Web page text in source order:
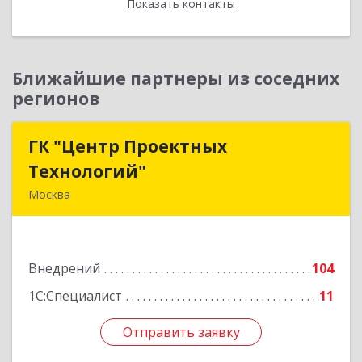
Показать контакты
Назад
Ближайшие партнеры из соседних
регионов
ГК "Центр Проектных
Технологий"
Москва
Внедрений
104
1С:Специалист
11
Отправить заявку
ГК "Центр Проектных
Подробнее
Отправить заявку